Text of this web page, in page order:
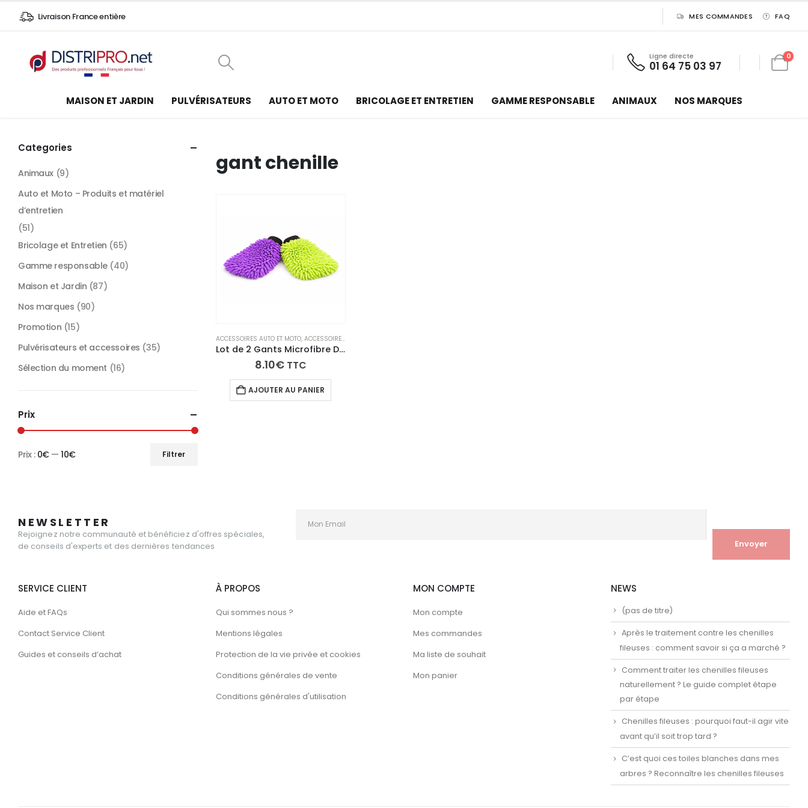
Livraison France entière MES COMMANDES FAQ
Ligne directe
01 64 75 03 97
0
MAISON ET JARDIN PULVÉRISATEURS AUTO ET MOTO BRICOLAGE ET ENTRETIEN GAMME RESPONSABLE ANIMAUX NOS MARQUES
gant chenille
ACCESSOIRES AUTO ET MOTO, ACCESSOIRES NETTOYAGE INTÉRIEUR
Lot de 2 Gants Microfibre Double Face – Nettoyage Voiture & Maison (Violet + Vert)
8.10€ TTC
AJOUTER AU PANIER
Categories
Animaux (9)
Auto et Moto – Produits et matériel
d’entretien
(51)
Bricolage et Entretien (65)
Gamme responsable (40)
Maison et Jardin (87)
Nos marques (90)
Promotion (15)
Pulvérisateurs et accessoires (35)
Sélection du moment (16)
Prix
Filtrer
Prix : 0€—10€
NEWSLETTER
Rejoignez notre communauté et bénéficiez d'offres spéciales,
de conseils d'experts et des dernières tendances
SERVICE CLIENT
Aide et FAQs
Contact Service Client
Guides et conseils d’achat
À PROPOS
Qui sommes nous ?
Mentions légales
Protection de la vie privée et cookies
Conditions générales de vente
Conditions générales d'utilisation
MON COMPTE
Mon compte
Mes commandes
Ma liste de souhait
Mon panier
NEWS
(pas de titre)
Après le traitement contre les chenilles
fileuses : comment savoir si ça a marché ?
Comment traiter les chenilles fileuses
naturellement ? Le guide complet étape
par étape
Chenilles fileuses : pourquoi faut-il agir vite
avant qu’il soit trop tard ?
C’est quoi ces toiles blanches dans mes
arbres ? Reconnaître les chenilles fileuses